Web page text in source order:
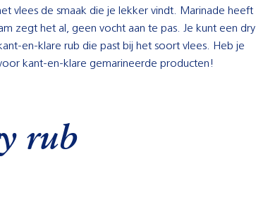
vlees de smaak die je lekker vindt. Marinade heeft
zegt het al, geen vocht aan te pas. Je kunt een dry
en-klare rub die past bij het soort vlees. Heb je
kant-en-klare gemarineerde producten!
rub